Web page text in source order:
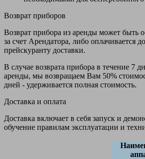
Возврат приборов
Возврат прибора из аренды может быть
за счет Арендатора, либо оплачивается
прейскуранту доставки.
В случае возврата прибора в течение 7
аренды, мы возвращаем Вам 50%
дней - удерживается полная стоимость.
Доставка и оплата
Доставка включает в себя запуск и
обучение правилам эксплуатации и